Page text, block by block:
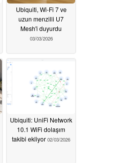
Ubiquiti, Wi-Fi 7 ve
uzun menzilli U7
Mesh'i duyurdu
03/03/2026
Ubiquiti: UniFi Network
10.1 WiFi dolaşım
takibi ekliyor 02/03/2026